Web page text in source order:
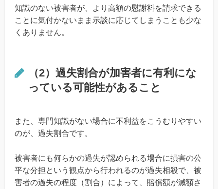
知識のない被害者が、より高額の慰謝料を請求できる
ことに気付かないまま示談に応じてしまうことも少な
くありません。
（2）過失割合が加害者に有利にな
っている可能性があること
また、専門知識がない場合に不利益をこうむりやすい
のが、過失割合です。
被害者にも何らかの過失が認められる場合に損害の公
平な分担という観点から行われるのが過失相殺で、被
害者の過失の程度（割合）によって、賠償額が減額さ